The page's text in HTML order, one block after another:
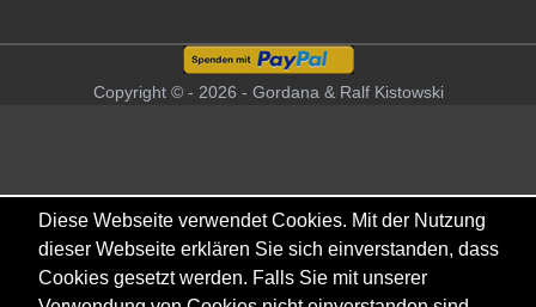
Copyright © - 2026 - Gordana & Ralf Kistowski
Diese Webseite verwendet Cookies. Mit der Nutzung
dieser Webseite erklären Sie sich einverstanden, dass
Cookies gesetzt werden. Falls Sie mit unserer